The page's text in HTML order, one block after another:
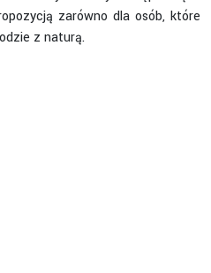
zarówno dla osób, które
z naturą.